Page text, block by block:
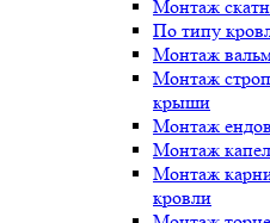
Монтаж
По типу
Монтаж
Монтаж
крыши
Монтаж
Монтаж
Монтаж
кровли